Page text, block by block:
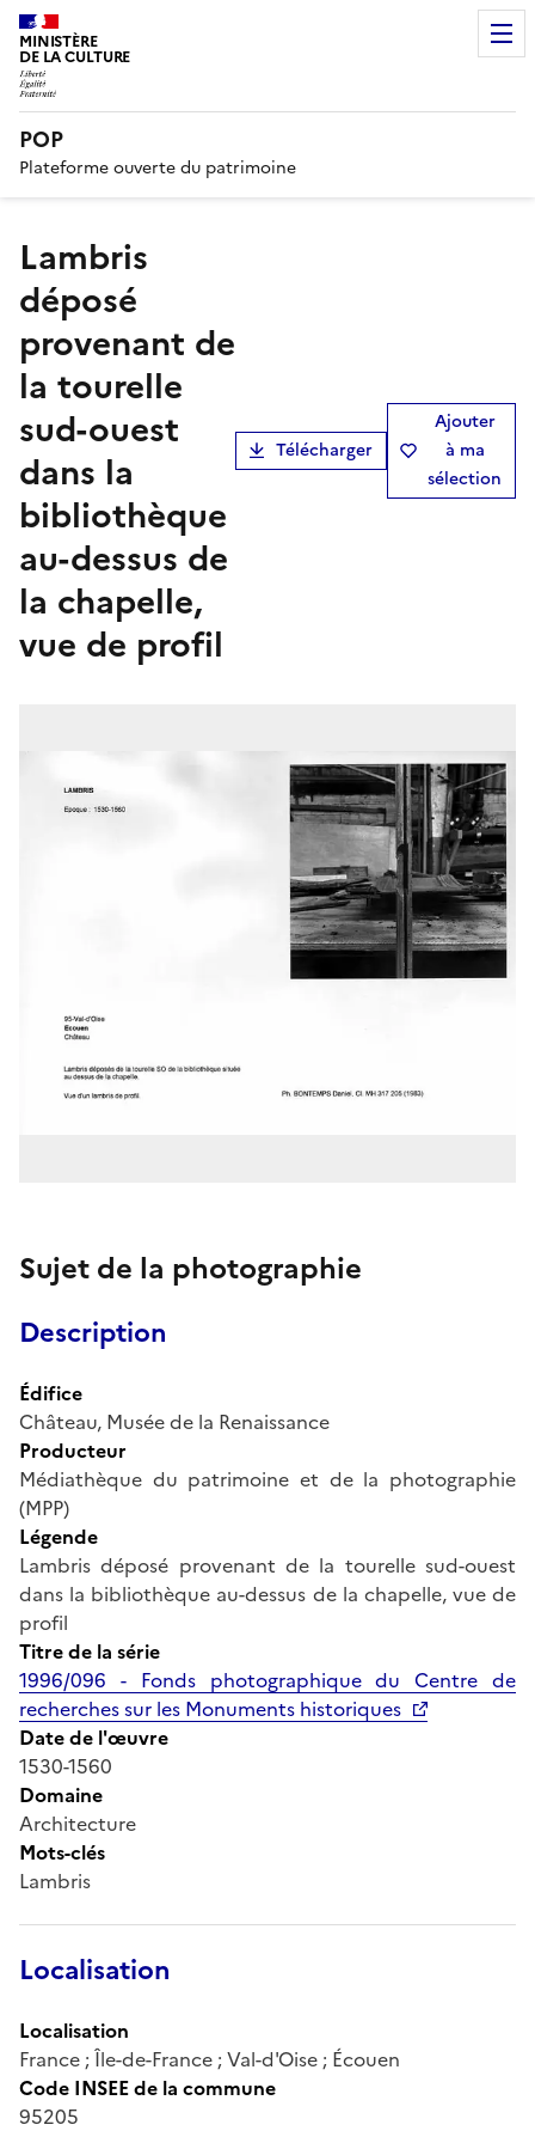
MINISTÈRE
DE LA CULTURE
POP
Plateforme ouverte du patrimoine
Lambris
déposé
provenant de
la tourelle
sud-ouest
dans la
bibliothèque
au-dessus de
la chapelle,
vue de profil
Télécharger
Ajouter
à ma
sélection
Sujet de la photographie
Description
Édifice
Château, Musée de la Renaissance
Producteur
Médiathèque du patrimoine et de la photographie
(MPP)
Légende
Lambris déposé provenant de la tourelle sud-ouest
dans la bibliothèque au-dessus de la chapelle, vue de
profil
Titre de la série
1996/096 - Fonds photographique du Centre de
recherches sur les Monuments historiques
Date de l'œuvre
1530-1560
Domaine
Architecture
Mots-clés
Lambris
Localisation
Localisation
France ; Île-de-France ; Val-d'Oise ; Écouen
Code INSEE de la commune
95205